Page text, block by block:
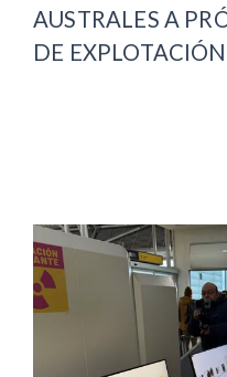
AUSTRALES A
DE EXPLOTACIÓN